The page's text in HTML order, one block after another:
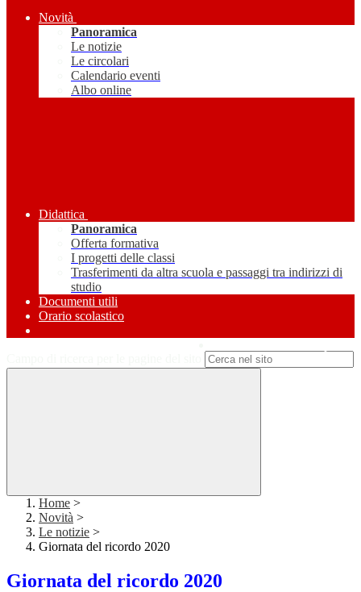
Novità
Panoramica
Le notizie
Le circolari
Calendario eventi
Albo online
Didattica
Panoramica
Offerta formativa
I progetti delle classi
Trasferimenti da altra scuola e passaggi tra indirizzi di
studio
Documenti utili
Orario scolastico
Home >
Novità >
Le notizie >
Giornata del ricordo 2020
Giornata del ricordo 2020